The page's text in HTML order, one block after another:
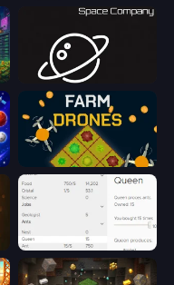
Space Company
Farm Drones
Idle Ants